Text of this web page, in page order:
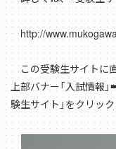
http://
この受験生サイトに
上部バナー「入試情報
験生サイト」をクリッ